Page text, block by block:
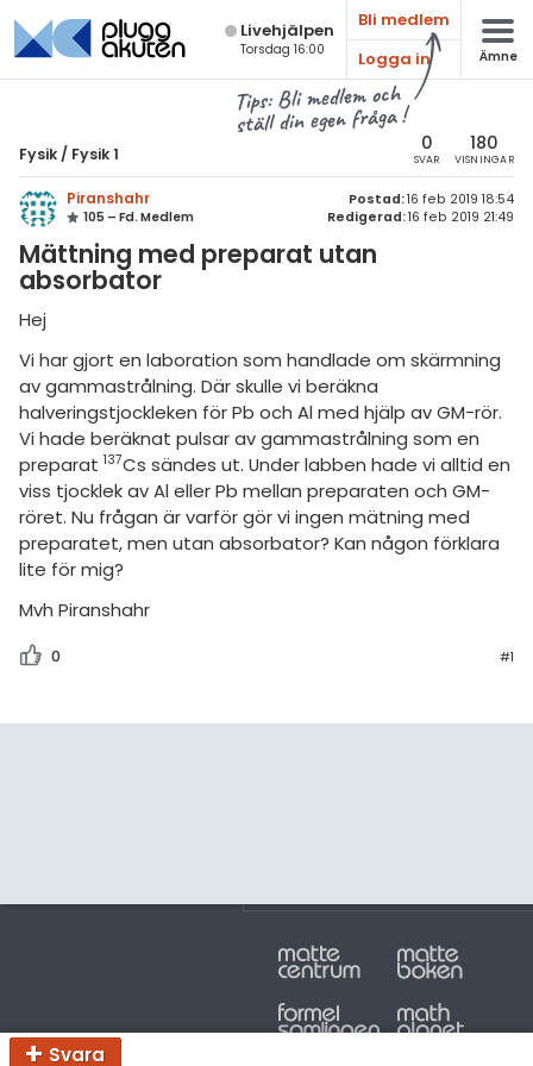
Live­hjälpen
Torsdag 16:00
Bli medlem
Logga in
Ämne
Tips: Bli medlem och
ställ din egen fråga !
Fysik / Fysik 1 0
SVAR
180
VISNINGAR
Piranshahr
105 – Fd. Medlem
Postad:16 feb 2019 18:54
Redigerad:16 feb 2019 21:49
Mättning med preparat utan
absorbator
Hej
Vi har gjort en laboration som handlade om skärmning
av gammastrålning. Där skulle vi beräkna
halveringstjockleken för Pb och Al med hjälp av GM-rör.
Vi hade beräknat pulsar av gammastrålning som en
preparat 137Cs sändes ut. Under labben hade vi alltid en
viss tjocklek av Al eller Pb mellan preparaten och GM-
röret. Nu frågan är varför gör vi ingen mätning med
preparatet, men utan absorbator? Kan någon förklara
lite för mig?
Mvh Piranshahr
0 #1
Svara
Alla ämnen
Fysik
Alla trådar
Grundskola
Fysik 1
Universitet
MaFy (fysikdelen)
Allmänna diskussioner
Livehjälpen
Topplistor
& Bygg
språk
ämnen